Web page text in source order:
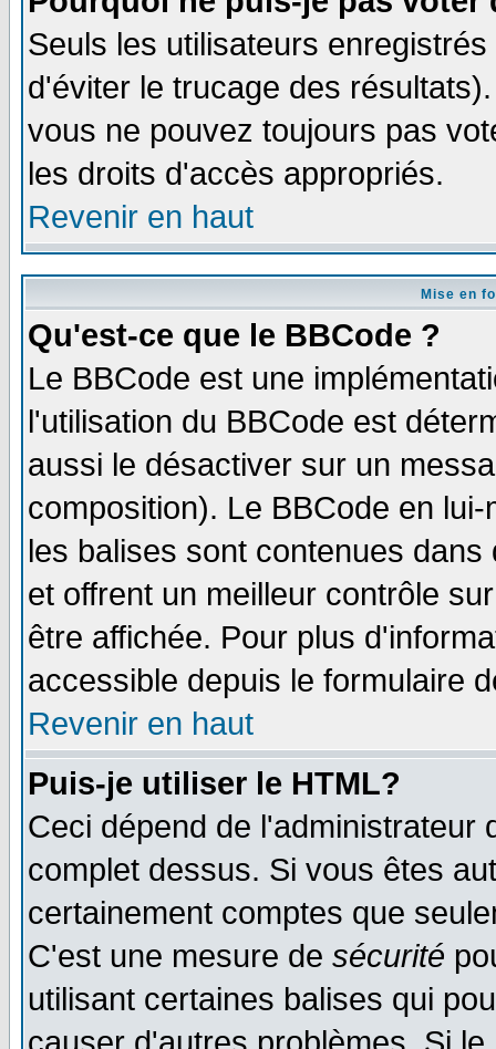
Seuls les utilisateurs
d'éviter le trucage des
vous ne pouvez toujours pas
les droits d'accès appropriés.
Revenir en haut
Mise en
Qu'est-ce que le BBCode ?
Le BBCode est une
l'utilisation du BBCode est
aussi le désactiver sur un
composition). Le BBCode en
les balises sont contenues
et offrent un meilleur contrôle
être affichée. Pour plus
accessible depuis le formulaire
Revenir en haut
Puis-je utiliser le HTML?
Ceci dépend de l'administrateur
complet dessus. Si vous êtes
certainement comptes que
C'est une mesure de sécurité
utilisant certaines balises qui